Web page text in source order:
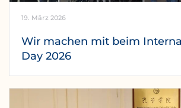
19. März 2026
Wir machen mit beim
Day 2026